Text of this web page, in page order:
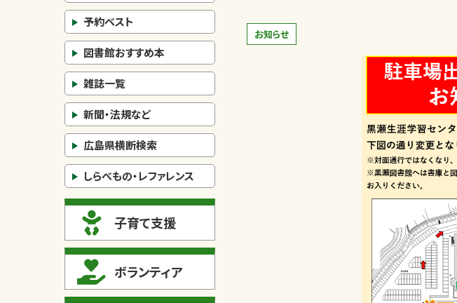
予約ベスト
図書館おすすめ本
雑誌一覧
新聞・法規など
広島県横断検索
しらべもの・レファレンス
子育て支援
ボランティア
お知らせ